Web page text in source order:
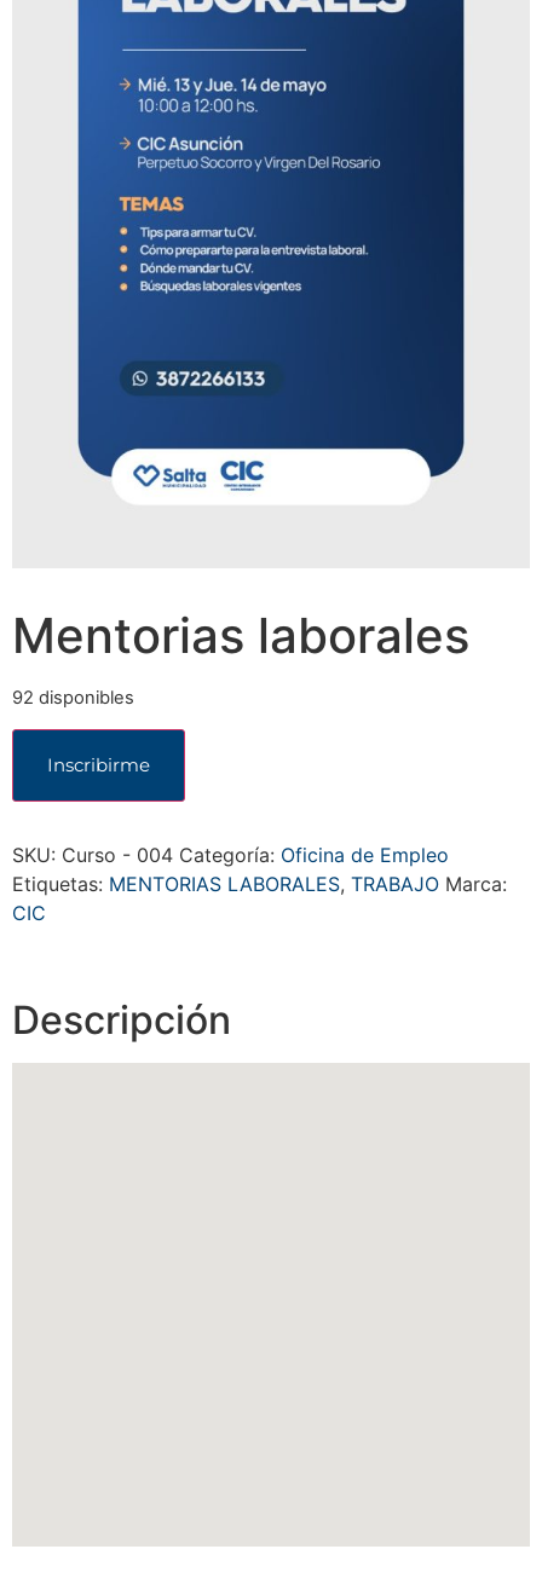
Mentorias laborales
92 disponibles
Inscribirme
SKU: Curso - 004 Categoría: Oficina de Empleo
Etiquetas: MENTORIAS LABORALES, TRABAJO Marca:
CIC
Descripción